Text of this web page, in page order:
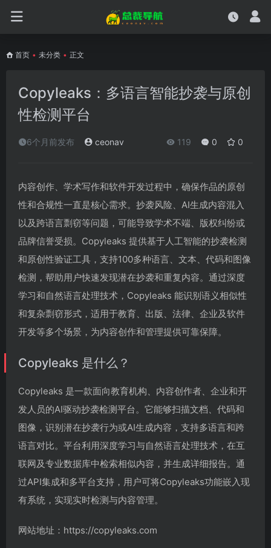
首页 • 未分类 • 正文
Copyleaks：多语言智能抄袭与原创
性检测平台
6个月前发布 ceonav 119 0 0
内容创作、学术写作和软件开发过程中，确保作品的原创
性和合规性一直是核心需求。抄袭风险、AI生成内容混入
以及跨语言剽窃等问题，可能导致学术不端、版权纠纷或
品牌信誉受损。Copyleaks 提供基于人工智能的抄袭检测
和原创性验证工具，支持100多种语言、文本、代码和图像
检测，帮助用户快速发现潜在抄袭和重复内容。通过深度
学习和自然语言处理技术，Copyleaks 能识别语义相似性
和复杂剽窃形式，适用于教育、出版、法律、企业及软件
开发等多个场景，为内容创作和管理提供可靠保障。
Copyleaks 是什么？
Copyleaks 是一款面向教育机构、内容创作者、企业和开
发人员的AI驱动抄袭检测平台。它能够扫描文档、代码和
图像，识别潜在抄袭行为或AI生成内容，支持多语言和跨
语言对比。平台利用深度学习与自然语言处理技术，在互
联网及专业数据库中检索相似内容，并生成详细报告。通
过API集成和多平台支持，用户可将Copyleaks功能嵌入现
有系统，实现实时检测与内容管理。
网站地址：https://copyleaks.com